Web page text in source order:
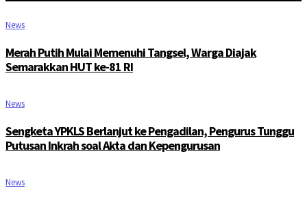
News
Merah Putih Mulai Memenuhi Tangsel, Warga Diajak
Semarakkan HUT ke-81 RI
News
Sengketa YPKLS Berlanjut ke Pengadilan, Pengurus Tunggu
Putusan Inkrah soal Akta dan Kepengurusan
News